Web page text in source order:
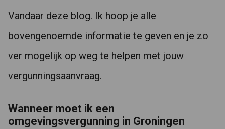
Vandaar deze blog. Ik hoop je alle
bovengenoemde informatie te geven en je zo
ver mogelijk op weg te helpen met jouw
vergunningsaanvraag.
Wanneer moet ik een
omgevingsvergunning in Groningen